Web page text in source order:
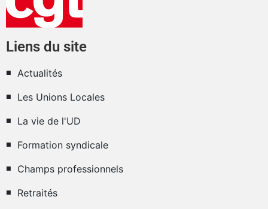
Liens du site
Actualités
Les Unions Locales
La vie de l'UD
Formation syndicale
Champs professionnels
Retraités